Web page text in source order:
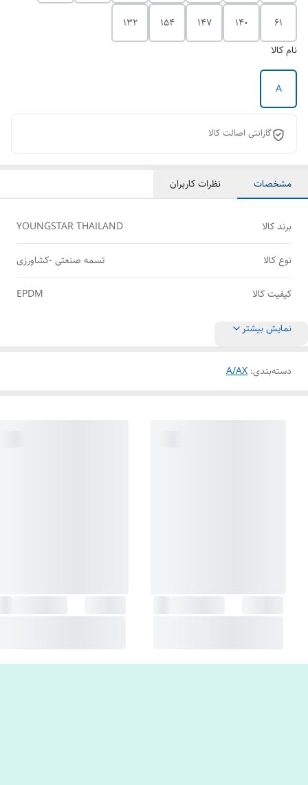
61
140
147
154
132
نام کالا
A
گارانتی اصالت کالا
مشخصات نظرات کاربران
برند کالا YOUNGSTAR THAILAND
نوع کالا تسمه صنعتی -کشاورزی
کیفیت کالا EPDM
نمایش بیشتر
دسته‌بندی:
A/AX